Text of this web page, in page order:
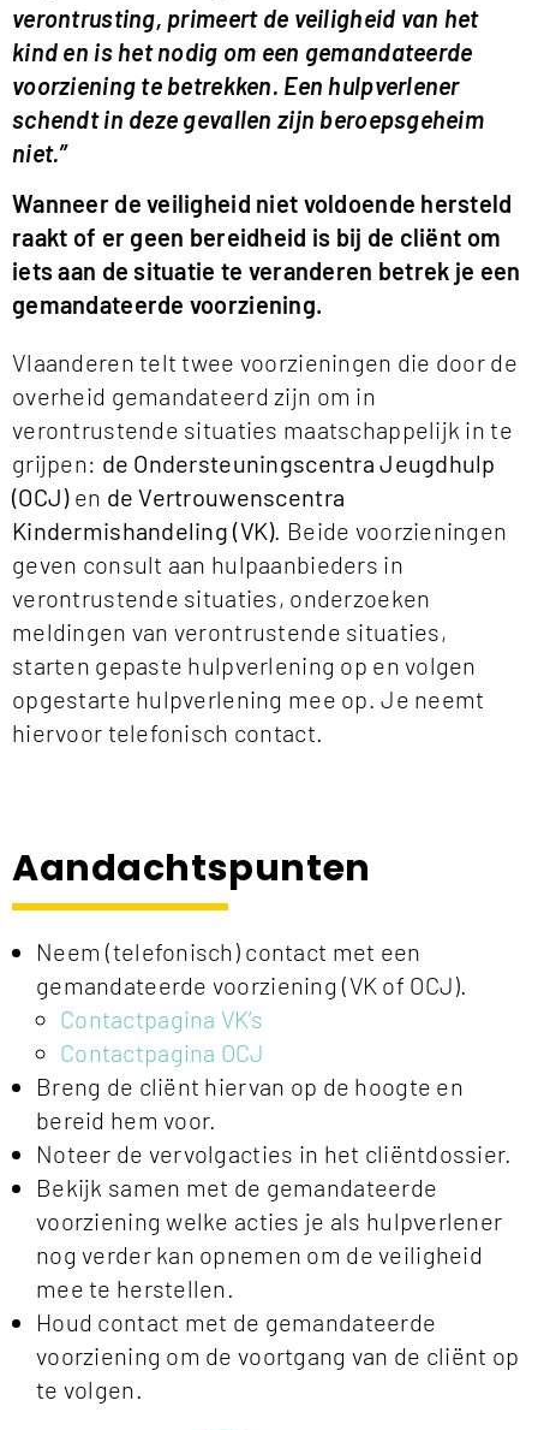
verontrusting, primeert de veiligheid van het
kind en is het nodig om een gemandateerde
voorziening te betrekken. Een hulpverlener
schendt in deze gevallen zijn beroepsgeheim
niet.”
Wanneer de veiligheid niet voldoende hersteld
raakt of er geen bereidheid is bij de cliënt om
iets aan de situatie te veranderen betrek je een
gemandateerde voorziening.
Vlaanderen telt twee voorzieningen die door de
overheid gemandateerd zijn om in
verontrustende situaties maatschappelijk in te
grijpen: de Ondersteuningscentra Jeugdhulp
(OCJ)en de Vertrouwenscentra
Kindermishandeling (VK). Beide voorzieningen
geven consult aan hulpaanbieders in
verontrustende situaties, onderzoeken
meldingen van verontrustende situaties,
starten gepaste hulpverlening op en volgen
opgestarte hulpverlening mee op. Je neemt
hiervoor telefonisch contact.
Aandachtspunten
Neem (telefonisch) contact met een
gemandateerde voorziening (VK of OCJ).
Contactpagina VK’s
Contactpagina OCJ
Breng de cliënt hiervan op de hoogte en
bereid hem voor.
Noteer de vervolgacties in het cliëntdossier.
Bekijk samen met de gemandateerde
voorziening welke acties je als hulpverlener
nog verder kan opnemen om de veiligheid
mee te herstellen.
Houd contact met de gemandateerde
voorziening om de voortgang van de cliënt op
te volgen.